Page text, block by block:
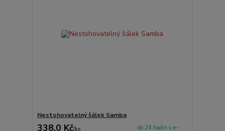
Nestohovatelný šálek Samba
338,0 Kč/ks
do 24 hodin v e-